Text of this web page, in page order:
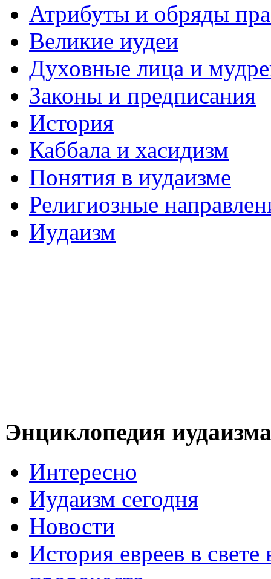
Атрибуты и обряды
Великие иудеи
Духовные лица и
Законы и предписания
История
Каббала и хасидизм
Понятия в иудаизме
Религиозные
Иудаизм
Энциклопедия иудаизма
Интересно
Иудаизм сегодня
Новости
История евреев в